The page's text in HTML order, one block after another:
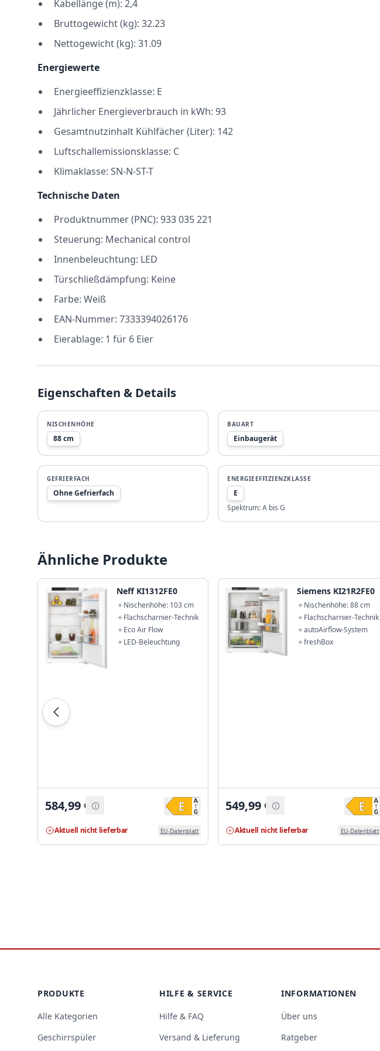
Kabellänge (m): 2,4
Bruttogewicht (kg): 32.23
Nettogewicht (kg): 31.09
Energiewerte
Energieeffizienzklasse: E
Jährlicher Energieverbrauch in kWh: 93
Gesamtnutzinhalt Kühlfächer (Liter): 142
Luftschallemissionsklasse: C
Klimaklasse: SN-N-ST-T
Technische Daten
Produktnummer (PNC): 933 035 221
Steuerung: Mechanical control
Innenbeleuchtung: LED
Türschließdämpfung: Keine
Farbe: Weiß
EAN-Nummer: 7333394026176
Eierablage: 1 für 6 Eier
Eigenschaften & Details
NISCHENHÖHE
88 cm
BAUART
Einbaugerät
GEFRIERFACH
Ohne Gefrierfach
ENERGIEEFFIZIENZKLASSE
E
Spektrum:A bis G
Ähnliche Produkte
Neff KI1312FE0
Nischenhöhe: 103 cm
Flachscharnier-Technik
Eco Air Flow
LED-Beleuchtung
584,99€
Aktuell nicht lieferbar EU-Datenblatt
Siemens KI21R2FE0
Nischenhöhe: 88 cm
Flachscharnier-Technik
autoAirflow-System
freshBox
549,99€
Aktuell nicht lieferbar EU-Datenblatt
PRODUKTE
Alle Kategorien
Geschirrspüler
HILFE & SERVICE
Hilfe & FAQ
Versand & Lieferung
INFORMATIONEN
Über uns
Ratgeber